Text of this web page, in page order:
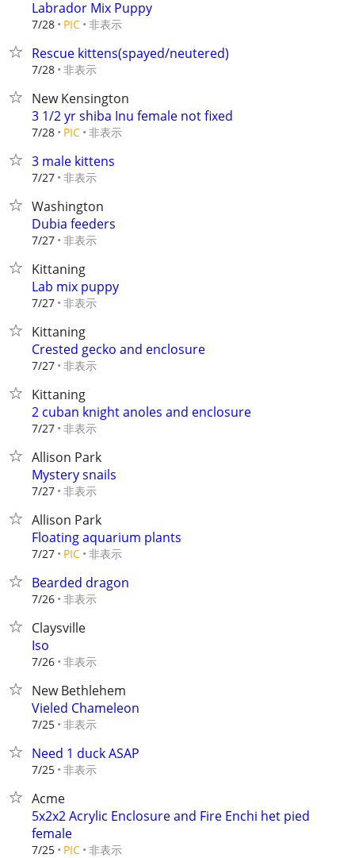
Labrador Mix Puppy
7/28 PIC 非表示
Rescue kittens(spayed/neutered)
7/28 非表示
New Kensington
3 1/2 yr shiba Inu female not fixed
7/28 PIC 非表示
3 male kittens
7/27 非表示
Washington
Dubia feeders
7/27 非表示
Kittaning
Lab mix puppy
7/27 非表示
Kittaning
Crested gecko and enclosure
7/27 非表示
Kittaning
2 cuban knight anoles and enclosure
7/27 非表示
Allison Park
Mystery snails
7/27 非表示
Allison Park
Floating aquarium plants
7/27 PIC 非表示
Bearded dragon
7/26 非表示
Claysville
Iso
7/26 非表示
New Bethlehem
Vieled Chameleon
7/25 非表示
Need 1 duck ASAP
7/25 非表示
Acme
5x2x2 Acrylic Enclosure and Fire Enchi het pied
female
7/25 PIC 非表示